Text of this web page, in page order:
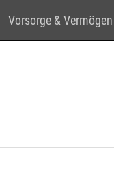
Vorsorge & Vermögen